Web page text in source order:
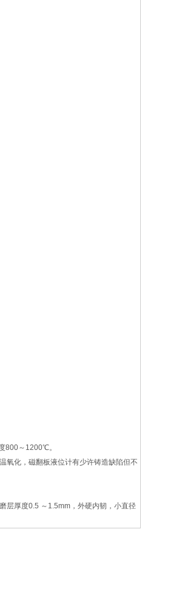
800～1200℃。
氧化，磁翻板液位计有少许铸造缺陷但不
层厚度0.5 ～1.5mm，外硬内韧，小直径